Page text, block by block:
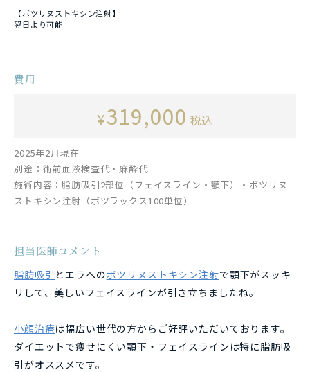
【ボツリヌストキシン注射】
翌日より可能
費用
¥319,000 税込
2025年2月現在
別途：術前血液検査代・麻酔代
施術内容：脂肪吸引2部位（フェイスライン・顎下）・ボツリヌ
ストキシン注射（ボツラックス100単位）
担当医師コメント
脂肪吸引 とエラへのボツリヌストキシン注射で顎下がスッキ
リして、美しいフェイスラインが引き立ちましたね。
小顔治療は幅広い世代の方からご好評いただいております。
ダイエットで痩せにくい顎下・フェイスラインは特に脂肪吸
引がオススメです。